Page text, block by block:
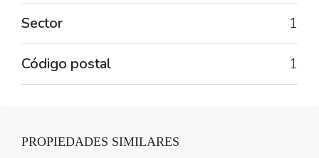
Sector 1
Código postal 1
PROPIEDADES SIMILARES